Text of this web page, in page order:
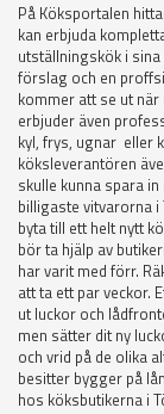
På Köksportalen
kan erbjuda
utställningskök i
förslag och en
kommer att se ut
erbjuder även
kyl, frys, ugnar eller
köksleverantören
skulle kunna spara
billigaste vitvarorna
byta till ett helt nytt
bör ta hjälp av
har varit med förr.
att ta ett par veckor.
ut luckor och
men sätter dit ny
och vrid på de olika
besitter bygger på
hos köksbutikerna i